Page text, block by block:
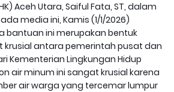
Aceh Utara, Saiful Fata, ST, dalam
media ini, Kamis (1/1/2026)
bantuan ini merupakan bentuk
krusial antara pemerintah pusat dan
Kementerian Lingkungan Hidup
air minum ini sangat krusial karena
air warga yang tercemar lumpur